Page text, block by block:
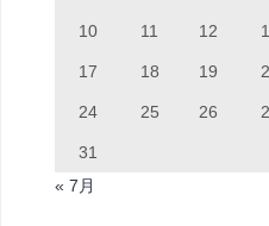
10 11 12
17 18 19
24 25 26
31
« 7月